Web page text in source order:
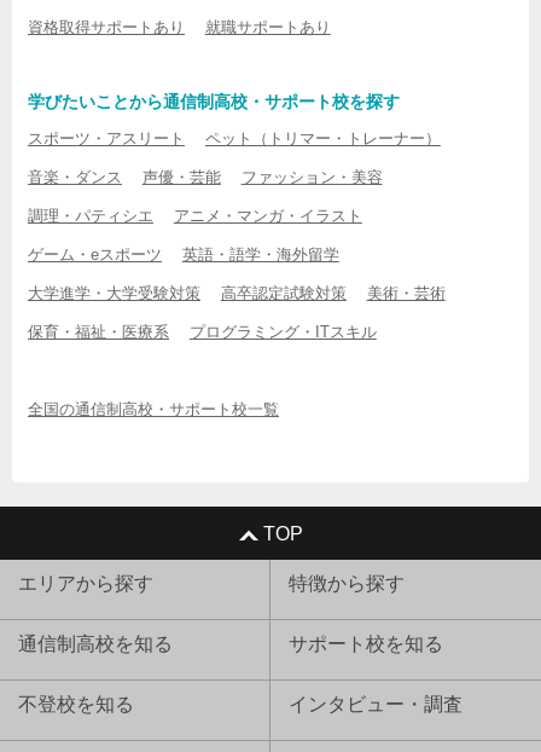
資格取得サポートあり 就職サポートあり
学びたいことから通信制高校・サポート校を探す
スポーツ・アスリート ペット（トリマー・トレーナー）
音楽・ダンス 声優・芸能 ファッション・美容
調理・パティシエ アニメ・マンガ・イラスト
ゲーム・eスポーツ 英語・語学・海外留学
大学進学・大学受験対策 高卒認定試験対策 美術・芸術
保育・福祉・医療系 プログラミング・ITスキル
全国の通信制高校・サポート校一覧
TOP
エリアから探す 特徴から探す
通信制高校を知る サポート校を知る
不登校を知る インタビュー・調査